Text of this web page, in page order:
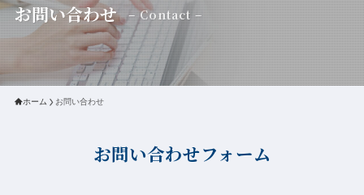
お問い合わせ – Contact –
ホーム お問い合わせ
お問い合わせフォーム